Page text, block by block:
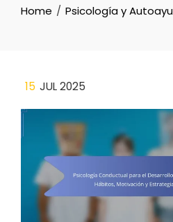
Home Psicología y
15 JUL 2025